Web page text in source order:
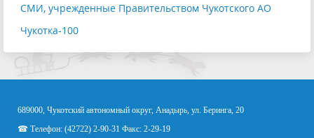
СМИ, учрежденные Правительством Чукотского АО
Чукотка-100
689000, Чукотский автономный округ, Анадырь, ул. Беринга, 20
☎ Телефон: (42722) 2-90-31 Факс: 2-29-19